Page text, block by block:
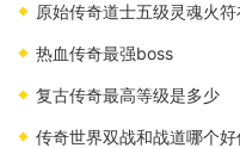
原始传奇道士五级灵魂火
热血传奇最强boss
复古传奇最高等级是多少
传奇世界双战和战道哪个